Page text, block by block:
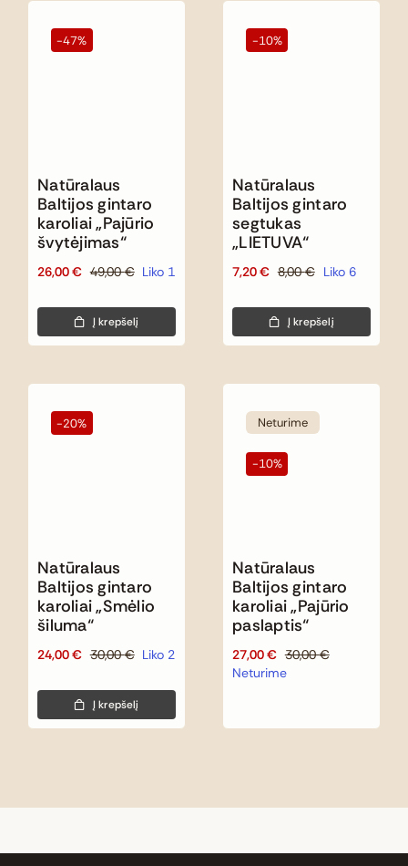
-47%
Natūralaus
Baltijos gintaro
karoliai „Pajūrio
švytėjimas“
49,00€
Original
was:
49,00 €.
26,00€
Current
is:
26,00 €.
Liko 1
Į krepšelį
-10%
Natūralaus
Baltijos gintaro
segtukas
„LIETUVA“
8,00€
Original
was:
8,00 €.
7,20€
Current
is:
7,20 €.
Liko 6
Į krepšelį
-20%
Natūralaus
Baltijos gintaro
karoliai „Smėlio
šiluma“
30,00€
Original
was:
30,00 €.
24,00€
Current
is:
24,00 €.
Liko 2
Į krepšelį
Neturime
-10%
Natūralaus
Baltijos gintaro
karoliai „Pajūrio
paslaptis“
30,00€
Original
27,00€
Current
Neturime